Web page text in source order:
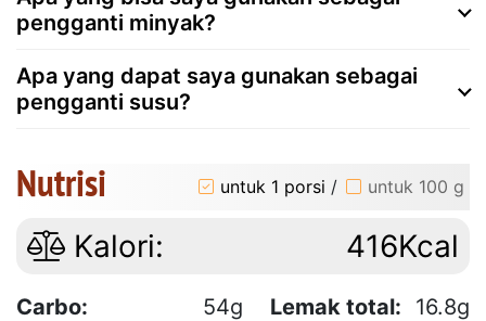
pengganti minyak?
Apa yang dapat saya gunakan sebagai
pengganti susu?
Nutrisi untuk 1 porsi / untuk 100 g
Kalori: 416Kcal
Carbo: 54g Lemak total:
16.8g